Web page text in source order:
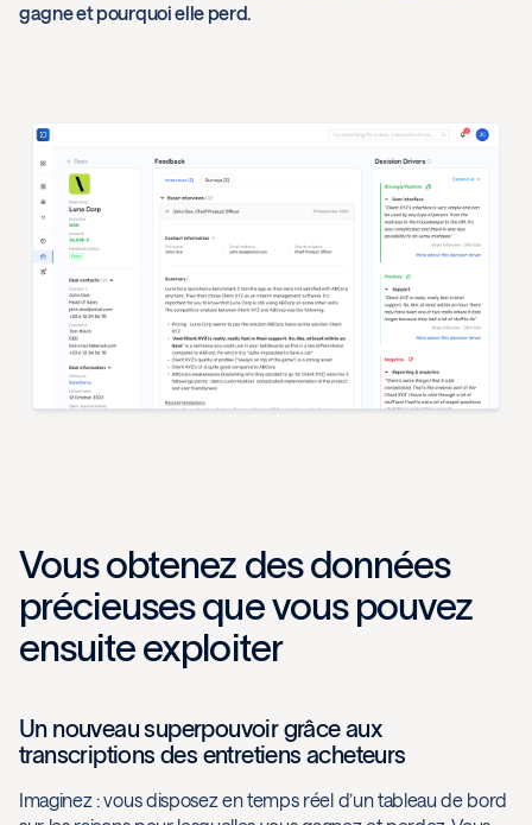
gagne et pourquoi elle perd.
Vous obtenez des données
précieuses que vous pouvez
ensuite exploiter
Un nouveau superpouvoir grâce aux
transcriptions des entretiens acheteurs
Imaginez : vous disposez en temps réel d’un tableau de bord